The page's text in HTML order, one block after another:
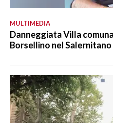
MULTIMEDIA
Danneggiata Villa
Borsellino nel Salernitano